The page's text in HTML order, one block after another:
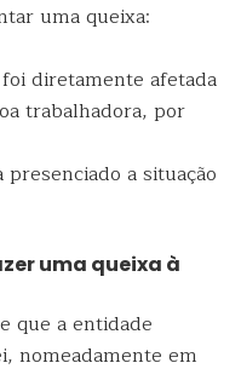
uma queixa:
diretamente afetada
trabalhadora, por
a situação
uma queixa à
que a entidade
nomeadamente em